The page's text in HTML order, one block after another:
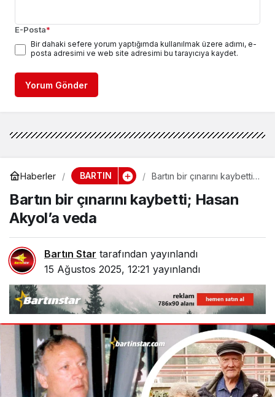
E-Posta*
Bir dahaki sefere yorum yaptığımda kullanılmak üzere adımı, e-
posta adresimi ve web site adresimi bu tarayıcıya kaydet.
Yorum Gönder
Haberler BARTIN
Bartın bir çınarını kaybetti;
Bartın bir çınarını kaybetti; Hasan
Akyol’a veda
Bartın Star tarafından yayınlandı
15 Ağustos 2025, 12:21 yayınlandı